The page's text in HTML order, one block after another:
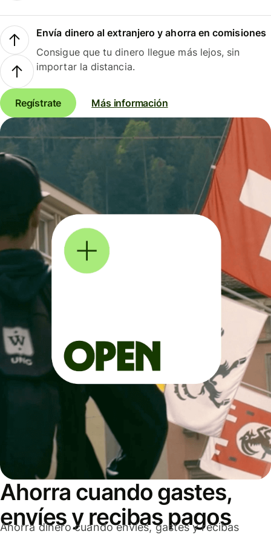
Envía dinero al extranjero y ahorra en comisiones
Consigue que tu dinero llegue más lejos, sin
importar la distancia.
Regístrate Más información
Ahorra cuando gastes,
envíes y recibas pagos
Ahorra dinero cuando envíes, gastes y recibas